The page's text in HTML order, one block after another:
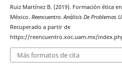
Ruiz Martínez B. (2019). Formación ética
México. Reencuentro. Análisis De Problemas
Recuperado a partir de
https://reencuentro.xoc.uam.mx/
Más formatos de cita